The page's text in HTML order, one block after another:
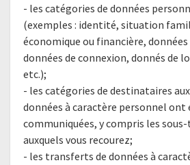
- les catégories de données
(exemples : identité, situation
économique ou financière,
données de connexion, donnés de
etc.);
- les catégories de destinataires
données à caractère personnel ont
communiquées, y compris les
auxquels vous recourez;
- les transferts de données à